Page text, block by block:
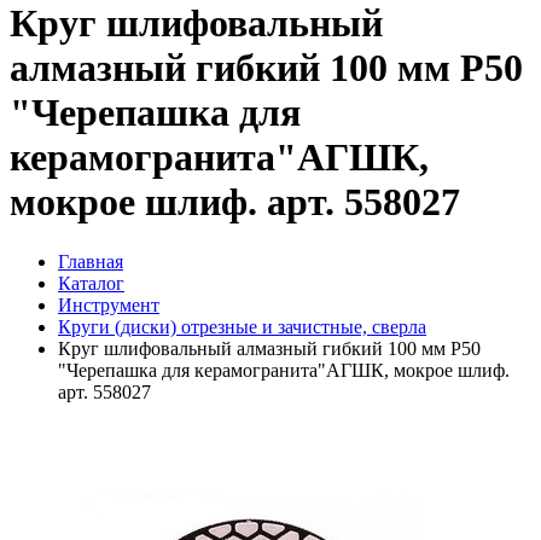
Круг шлифовальный
алмазный гибкий 100 мм Р50
"Черепашка для
керамогранита"АГШК,
мокрое шлиф. арт. 558027
Главная
Каталог
Инструмент
Круги (диски) отрезные и зачистные, сверла
Круг шлифовальный алмазный гибкий 100 мм Р50
"Черепашка для керамогранита"АГШК, мокрое шлиф.
арт. 558027